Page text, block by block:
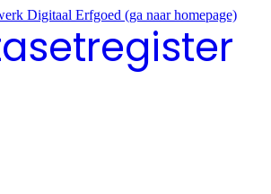
Digitaal Erfgoed (ga naar homepage)